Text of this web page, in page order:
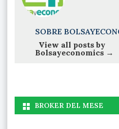
SOBRE
View all posts by
Bolsayeconomics →
BROKER DEL MESE